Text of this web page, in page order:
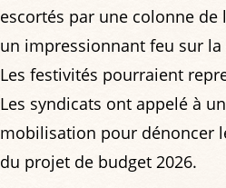
escortés par une colonne
un impressionnant feu sur
Les festivités pourraient
Les syndicats ont appelé à
mobilisation pour dénoncer
du projet de budget 2026.